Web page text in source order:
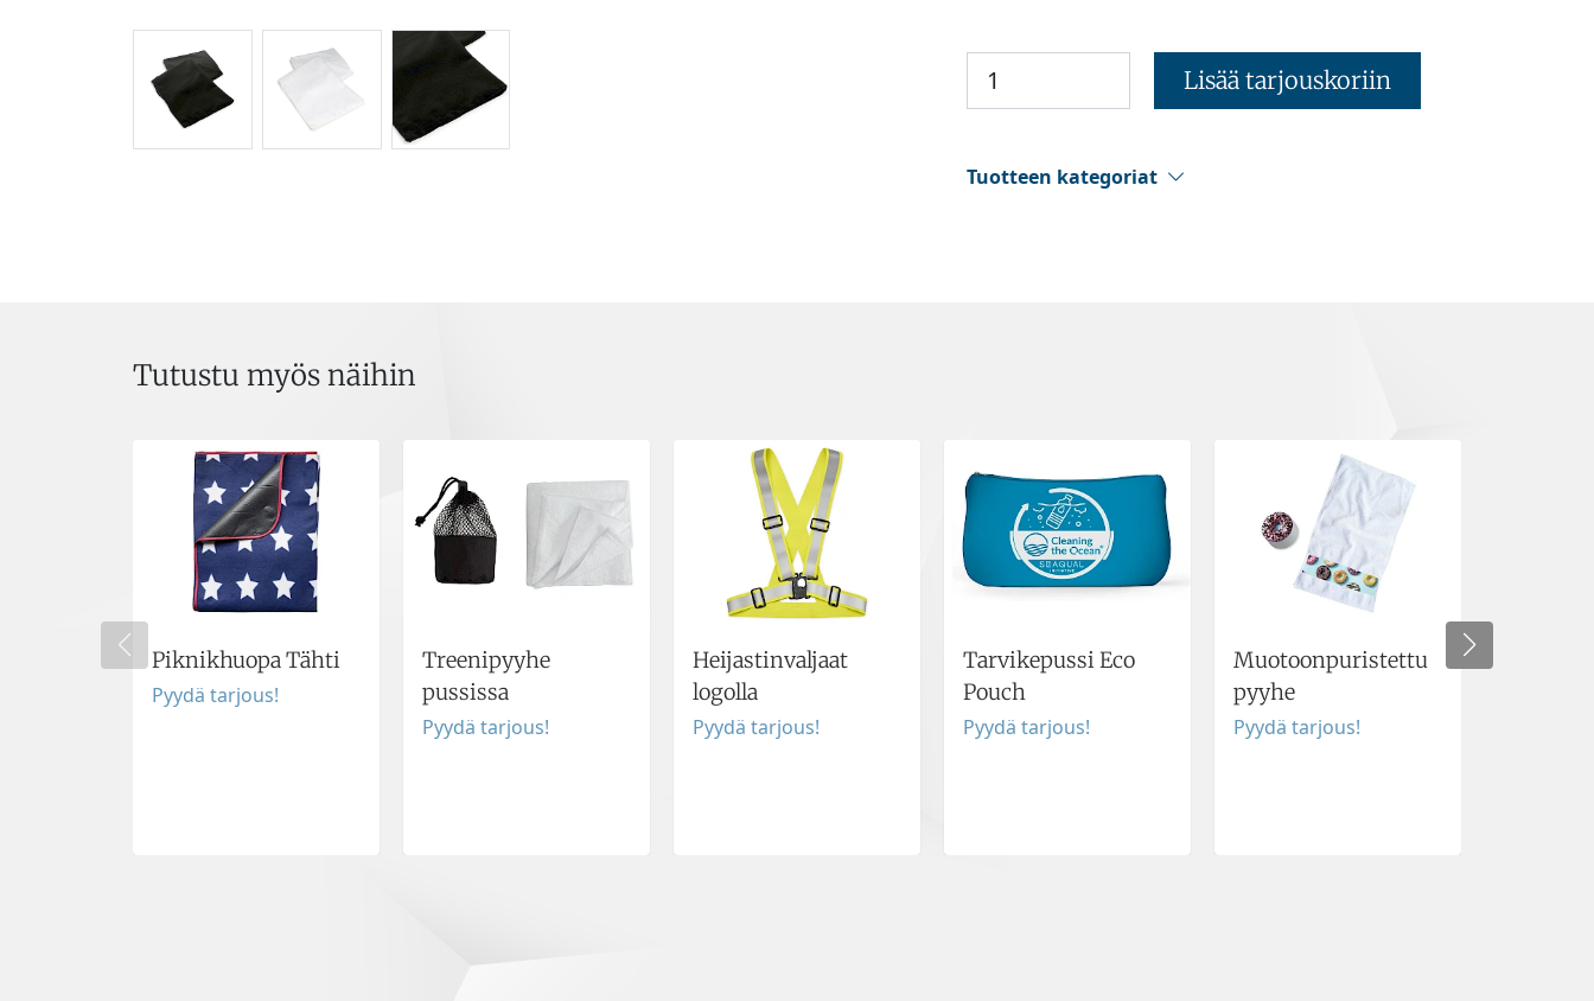
Lisää tarjouskoriin
Tuotteen kategoriat
Tutustu myös näihin
Piknikhuopa Tähti
Pyydä tarjous!
Treenipyyhe
pussissa
Pyydä tarjous!
Heijastinvaljaat
logolla
Pyydä tarjous!
Tarvikepussi Eco
Pouch
Pyydä tarjous!
Muotoonpuristettu
pyyhe
Pyydä tarjous!